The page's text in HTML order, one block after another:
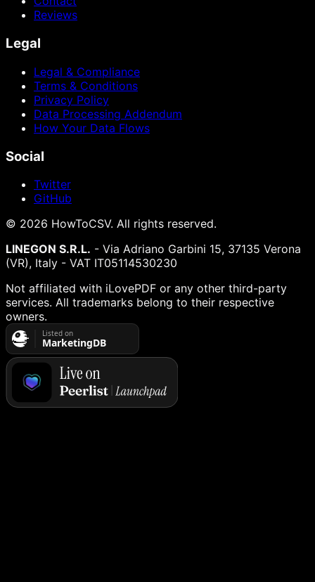
Reviews
Legal
Legal & Compliance
Terms & Conditions
Privacy Policy
Data Processing Addendum
How Your Data Flows
Social
Twitter
GitHub
© 2026 HowToCSV. All rights reserved.
LINEGON S.R.L. - Via Adriano Garbini 15, 37135 Verona
(VR), Italy - VAT IT05114530230
Not affiliated with iLovePDF or any other third-party
services. All trademarks belong to their respective
owners.